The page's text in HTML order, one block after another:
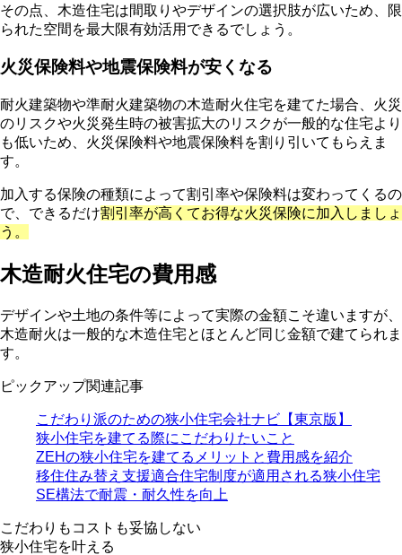
その点、木造住宅は間取りやデザインの選択肢が広いため、限
られた空間を最大限有効活用できるでしょう。
火災保険料や地震保険料が安くなる
耐火建築物や準耐火建築物の木造耐火住宅を建てた場合、火災
のリスクや火災発生時の被害拡大のリスクが一般的な住宅より
も低いため、火災保険料や地震保険料を割り引いてもらえま
す。
加入する保険の種類によって割引率や保険料は変わってくるの
で、できるだけ割引率が高くてお得な火災保険に加入しましょ
う。
木造耐火住宅の費用感
デザインや土地の条件等によって実際の金額こそ違いますが、
木造耐火は一般的な木造住宅とほとんど同じ金額で建てられま
す。
ピックアップ関連記事
こだわり派のための狭小住宅会社ナビ【東京版】
狭小住宅を建てる際にこだわりたいこと
ZEHの狭小住宅を建てるメリットと費用感を紹介
移住住み替え支援適合住宅制度が適用される狭小住宅
SE構法で耐震・耐久性を向上
こだわりもコストも妥協しない
狭小住宅を叶える